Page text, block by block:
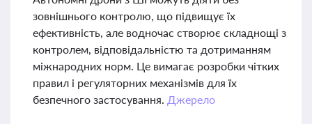
зовнішнього контролю, що підвищує їх
ефективність, але водночас створює складнощі з
контролем, відповідальністю та дотриманням
міжнародних норм. Це вимагає розробки чітких
правил і регуляторних механізмів для їх
безпечного застосування. Джерело